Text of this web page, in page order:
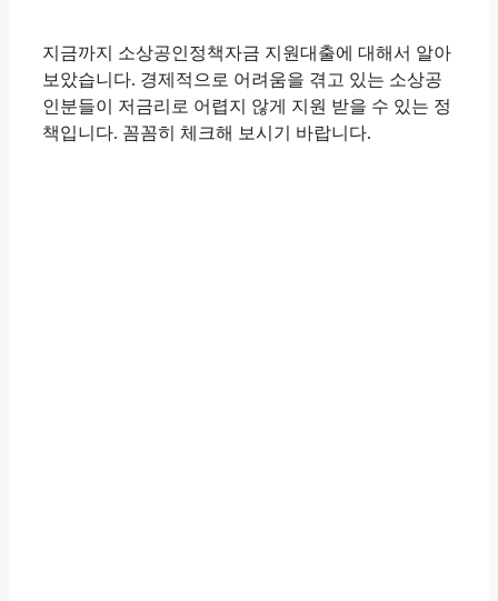
지금까지 소상공인정책자금 지원대출에 대해서 알아
보았습니다. 경제적으로 어려움을 겪고 있는 소상공
인분들이 저금리로 어렵지 않게 지원 받을 수 있는 정
책입니다. 꼼꼼히 체크해 보시기 바랍니다.